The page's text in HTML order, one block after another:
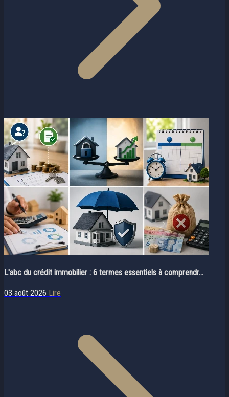
L'abc du crédit immobilier : 6 termes essentiels à comprendr...
03 août 2026 Lire